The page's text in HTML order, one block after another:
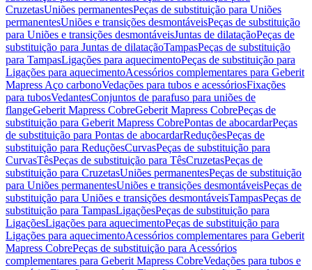
CruzetasUniões permanentesPeças de substituição para Uniões
permanentesUniões e transições desmontáveisPeças de substituição
para Uniões e transições desmontáveisJuntas de dilataçãoPeças de
substituição para Juntas de dilataçãoTampasPeças de substituição
para TampasLigações para aquecimentoPeças de substituição para
Ligações para aquecimentoAcessórios complementares para Geberit
Mapress Aço carbonoVedações para tubos e acessóriosFixações
para tubosVedantesConjuntos de parafuso para uniões de
flangeGeberit Mapress CobreGeberit Mapress CobrePeças de
substituição para Geberit Mapress CobrePontas de abocardarPeças
de substituição para Pontas de abocardarReduçõesPeças de
substituição para ReduçõesCurvasPeças de substituição para
CurvasTêsPeças de substituição para TêsCruzetasPeças de
substituição para CruzetasUniões permanentesPeças de substituição
para Uniões permanentesUniões e transições desmontáveisPeças de
substituição para Uniões e transições desmontáveisTampasPeças de
substituição para TampasLigaçõesPeças de substituição para
LigaçõesLigações para aquecimentoPeças de substituição para
Ligações para aquecimentoAcessórios complementares para Geberit
Mapress CobrePeças de substituição para Acessórios
complementares para Geberit Mapress CobreVedações para tubos e